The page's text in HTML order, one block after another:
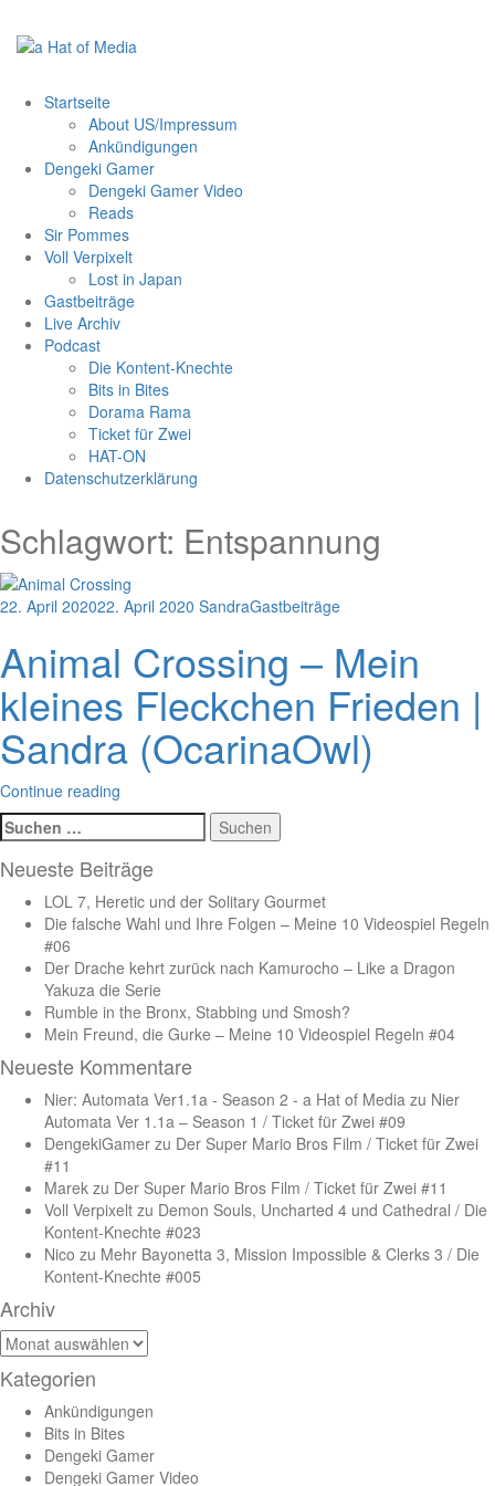
Inhalt
springen
Startseite
About US/Impressum
Ankündigungen
Dengeki Gamer
Dengeki Gamer Video
Reads
Sir Pommes
Voll Verpixelt
Lost in Japan
Gastbeiträge
Live Archiv
Podcast
Die Kontent-Knechte
Bits in Bites
Dorama Rama
Ticket für Zwei
HAT-ON
Datenschutzerklärung
Schlagwort: Entspannung
22. April 202022. April 2020 SandraGastbeiträge
Animal Crossing – Mein
kleines Fleckchen Frieden |
Sandra (OcarinaOwl)
Continue reading
Suchen
nach:
Neueste Beiträge
LOL 7, Heretic und der Solitary Gourmet
Die falsche Wahl und Ihre Folgen – Meine 10 Videospiel Regeln
#06
Der Drache kehrt zurück nach Kamurocho – Like a Dragon
Yakuza die Serie
Rumble in the Bronx, Stabbing und Smosh?
Mein Freund, die Gurke – Meine 10 Videospiel Regeln #04
Neueste Kommentare
Nier: Automata Ver1.1a - Season 2 - a Hat of Media zu Nier
Automata Ver 1.1a – Season 1 / Ticket für Zwei #09
DengekiGamer zu Der Super Mario Bros Film / Ticket für Zwei
#11
Marek zu Der Super Mario Bros Film / Ticket für Zwei #11
Voll Verpixelt zu Demon Souls, Uncharted 4 und Cathedral / Die
Kontent-Knechte #023
Nico zu Mehr Bayonetta 3, Mission Impossible & Clerks 3 / Die
Kontent-Knechte #005
Archiv
Archiv
Kategorien
Ankündigungen
Bits in Bites
Dengeki Gamer
Dengeki Gamer Video